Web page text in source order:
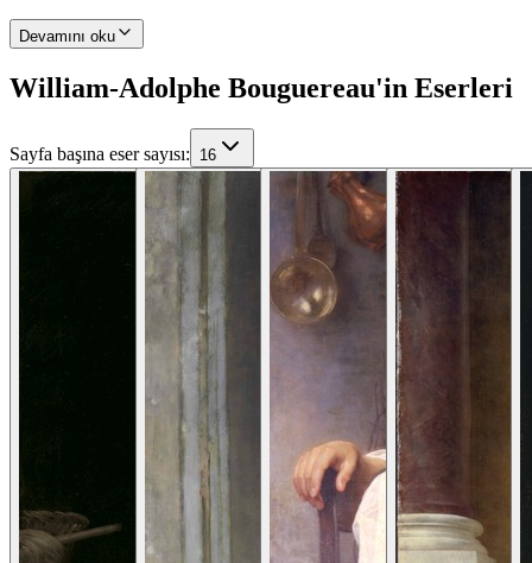
Devamını oku
William-Adolphe Bouguereau'in Eserleri
Sayfa başına eser sayısı: 16